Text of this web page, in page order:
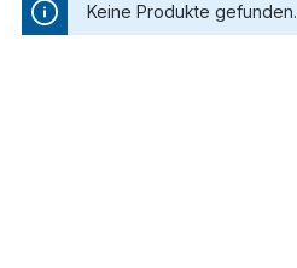
Keine Produkte gefunden.